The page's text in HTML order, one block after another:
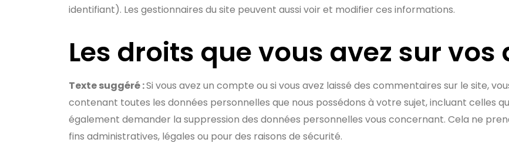
identifiant). Les gestionnaires du site peuvent aussi voir et modifier ces informations.
Les droits que vous avez sur vos
Texte suggéré :Si vous avez un compte ou si vous avez laissé des commentaires sur le site,
contenant toutes les données personnelles que nous possédons à votre sujet, incluant celles
également demander la suppression des données personnelles vous concernant. Cela ne
fins administratives, légales ou pour des raisons de sécurité.